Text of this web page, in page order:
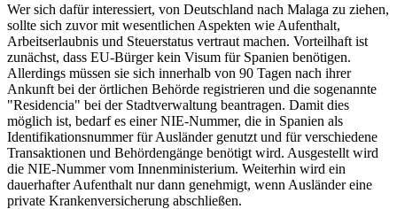
Wer sich dafür interessiert, von Deutschland nach Malaga zu ziehen,
sollte sich zuvor mit wesentlichen Aspekten wie Aufenthalt,
Arbeitserlaubnis und Steuerstatus vertraut machen. Vorteilhaft ist
zunächst, dass EU-Bürger kein Visum für Spanien benötigen.
Allerdings müssen sie sich innerhalb von 90 Tagen nach ihrer
Ankunft bei der örtlichen Behörde registrieren und die sogenannte
"Residencia" bei der Stadtverwaltung beantragen. Damit dies
möglich ist, bedarf es einer NIE-Nummer, die in Spanien als
Identifikationsnummer für Ausländer genutzt und für verschiedene
Transaktionen und Behördengänge benötigt wird. Ausgestellt wird
die NIE-Nummer vom Innenministerium. Weiterhin wird ein
dauerhafter Aufenthalt nur dann genehmigt, wenn Ausländer eine
private Krankenversicherung abschließen.